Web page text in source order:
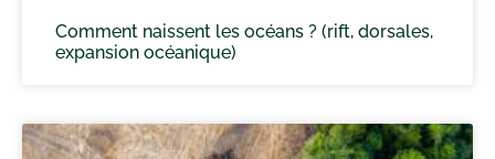
Comment naissent les océans ? (rift, dorsales,
expansion océanique)